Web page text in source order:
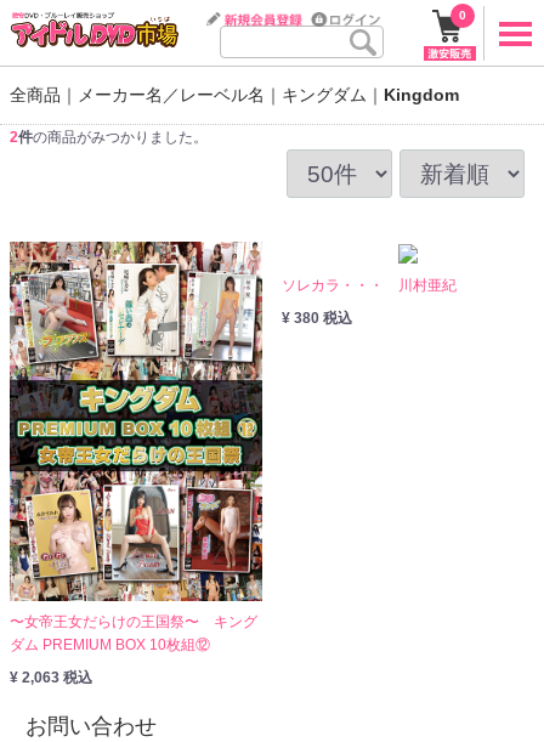
0
全商品 メーカー名／レーベル名 キングダム Kingdom
2件の商品がみつかりました。
〜女帝王女だらけの王国祭〜 キング
ダム PREMIUM BOX 10枚組⑫
¥ 2,063 税込
ソレカラ・・・ 川村亜紀
¥ 380 税込
お問い合わせ